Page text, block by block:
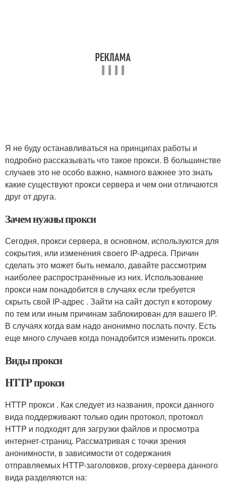
Я не буду останавливаться на принципах работы и
подробно рассказывать что такое прокси. В большинстве
случаев это не особо важно, намного важнее это знать
какие существуют прокси сервера и чем они отличаются
друг от друга.
Зачем нужны прокси
Сегодня, прокси сервера, в основном, используются для
сокрытия, или изменения своего IP-адреса. Причин
сделать это может быть немало, давайте рассмотрим
наиболее распространённые из них. Использование
прокси нам понадобится в случаях если требуется
скрыть свой IP-адрес . Зайти на сайт доступ к которому
по тем или иным причинам заблокирован для вашего IP.
В случаях когда вам надо анонимно послать почту. Есть
еще много случаев когда понадобится изменить прокси.
Виды прокси
HTTP прокси
HTTP прокси . Как следует из названия, прокси данного
вида поддерживают только один протокол, протокол
HTTP и подходят для загрузки файлов и просмотра
интернет-страниц. Рассматривая с точки зрения
анонимности, в зависимости от содержания
отправляемых HTTP-заголовков, proxy-сервера данного
вида разделяются на: